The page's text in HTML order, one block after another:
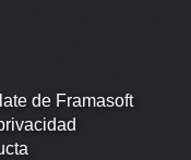
de Framasoft